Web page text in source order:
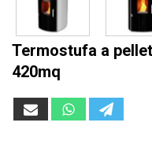
Termostufa a
420mq